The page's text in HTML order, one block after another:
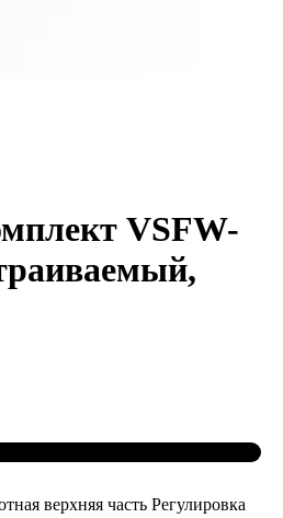
VSFW-
верхняя часть Регулировка